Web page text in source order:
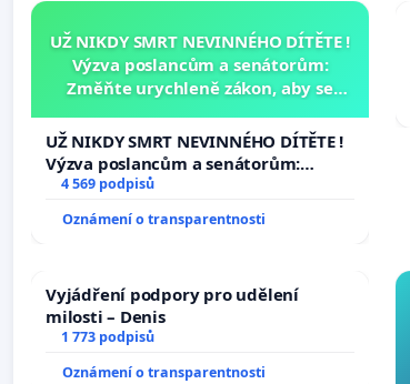
UŽ NIKDY SMRT NEVINNÉHO DÍTĚTE !
Výzva poslancům a senátorům:
Změňte urychleně zákon, aby se
opakovat!
UŽ NIKDY SMRT NEVINNÉHO DÍTĚTE !
Výzva poslancům a senátorům:
Změňte urychleně zákon, aby se
tragédie malé Viktorky už nemohla
opakovat!
4 569 podpisů
Oznámení o transparentnosti
Vyjádření podpory pro udělení
milosti – Denis
1 773 podpisů
Oznámení o transparentnosti